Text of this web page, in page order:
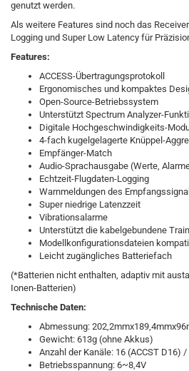
genutzt werden.
Als weitere Features sind noch das
Logging und Super Low Latency für
Features:
ACCESS-Übertragungsprotokoll
Ergonomisches und kompaktes
Open-Source-Betriebssystem
Unterstützt Spectrum Analyzer-
Digitale Hochgeschwindigkeits-
4-fach kugelgelagerte Knüppel-
Empfänger-Match
Audio-Sprachausgabe (Werte,
Echtzeit-Flugdaten-Logging
Warnmeldungen des
Super niedrige Latenzzeit
Vibrationsalarme
Unterstützt die kabelgebundene
Modellkonfigurationsdateien
Leicht zugängliches Batteriefach
(*Batterien nicht enthalten, adaptiv mit
Ionen-Batterien)
Technische Daten:
Abmessung:
Gewicht: 613g (ohne Akkus)
Anzahl der Kanäle: 16 (ACCST D16)
Betriebsspannung: 6~8,4V